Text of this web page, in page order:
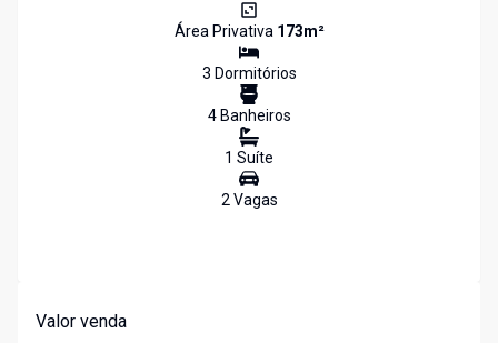
Área Privativa 173m²
3 Dormitórios
4Banheiros
1 Suíte
2Vagas
Valor venda